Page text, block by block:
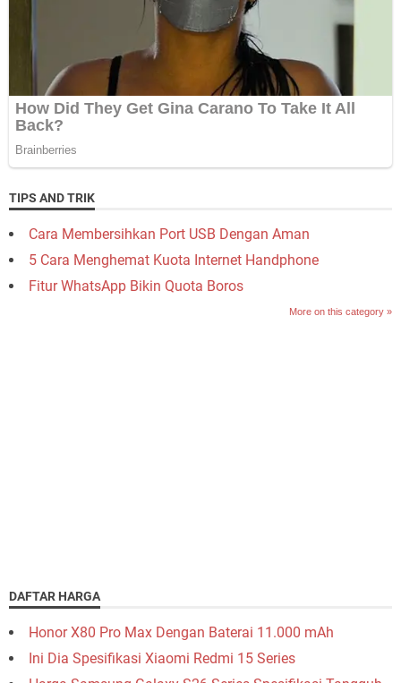
TIPS AND TRIK
Cara Membersihkan Port USB Dengan Aman
5 Cara Menghemat Kuota Internet Handphone
Fitur WhatsApp Bikin Quota Boros
More on this category »
DAFTAR HARGA
Honor X80 Pro Max Dengan Baterai 11.000 mAh
Ini Dia Spesifikasi Xiaomi Redmi 15 Series